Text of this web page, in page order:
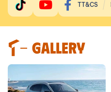
TT&CS
GALLERY